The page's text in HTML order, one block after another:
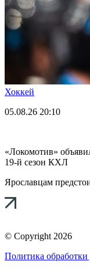
Хоккей
05.08.26 20:10
«Локомотив»
19-й сезон КХЛ
Ярославцам
© Copyright 2026
Политика